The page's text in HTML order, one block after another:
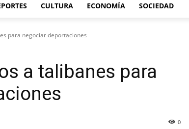
CULTURA ECONOMÍA SOCIEDAD
para negociar deportaciones
a talibanes para
0